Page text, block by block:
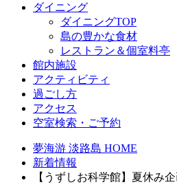
ダイニング
ダイニングTOP
島の豊かな食材
レストラン＆個室料亭
館内施設
アクティビティ
過ごし方
アクセス
空室検索・ご予約
夢海游 淡路島 HOME
新着情報
【うずしお科学館】夏休み